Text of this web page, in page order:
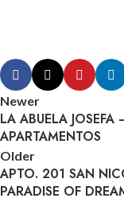
Newer
LA ABUELA JOSEFA
APARTAMENTOS
Older
APTO. 201 SAN
PARADISE OF